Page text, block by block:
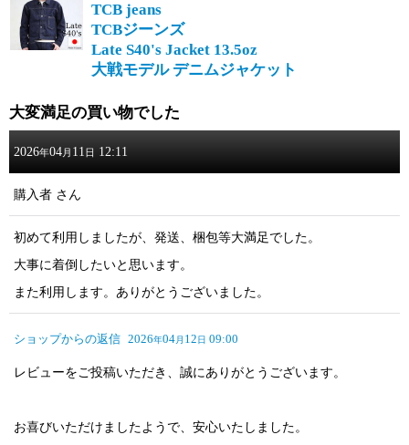
星の数:
TCB jeans
TCBジーンズ
Late S40's Jacket 13.5oz
大戦モデル デニムジャケット
大変満足の買い物でした
2026年04月 11 日 12:11
購入者 さん
初めて利用しましたが、発送、梱包等大満足でした。
大事に着倒したいと思います。
また利用します。ありがとうございました。
ショップからの返信 2026年04月 12日 09:00
レビューをご投稿いただき、誠にありがとうございます。
お喜びいただけましたようで、安心いたしました。